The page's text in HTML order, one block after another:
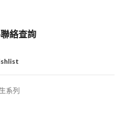
絡查詢
系列